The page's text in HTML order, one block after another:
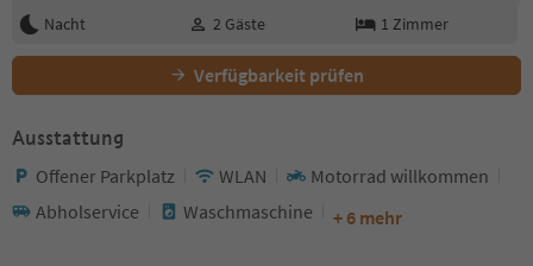
Nacht
2 Gäste 1 Zimmer
Verfügbarkeit prüfen
Ausstattung
Offener Parkplatz WLAN
Motorrad willkommen
Abholservice
Waschmaschine + 6 mehr